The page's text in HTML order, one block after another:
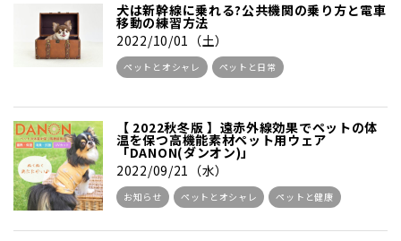
犬は新幹線に乗れる?公共機関の乗り方と電車
移動の練習方法
2022/10/01（土）
ペットとオシャレ ペットと日常
【 2022秋冬版 】遠赤外線効果でペットの体
温を保つ高機能素材ペット用ウェア
「DANON(ダンオン)」
2022/09/21（水）
お知らせ ペットとオシャレ ペットと健康